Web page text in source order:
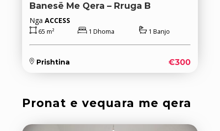
Banesë Me Qera – Rruga B
Nga ACCESS
65 m² 1 Dhoma 1 Banjo
Prishtina €300
Pronat e vequara me qera